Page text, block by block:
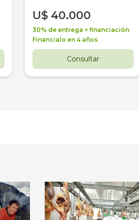
U$ 40.000
30% de entrega + financiación
Financialo en 4 años
Consultar